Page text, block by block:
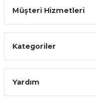
Müşteri Hizmetleri
Kategoriler
Yardım